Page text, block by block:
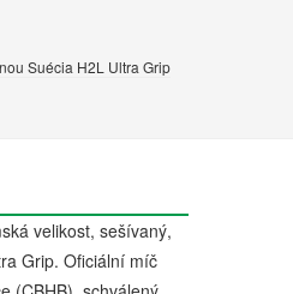
Suécia H2L Ultra Grip
velikost, sešívaný,
Grip. Oficiální míč